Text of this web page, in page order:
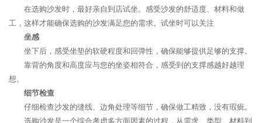
在选购沙发时，最好亲自到店试坐。感受沙发的舒适度、材料和做
工，这样才能确保选购的沙发满足您的需求。试坐时可以关注
坐感
坐下后，感受坐垫的软硬程度和回弹性，确保能够提供足够的支撑。
靠背的角度和高度应与您的坐姿相符合，感受到的支撑感越好越理
想。
细节检查
仔细检查沙发的缝线、边角处理等细节，确保做工精致，没有瑕疵。
选购沙发是一个综合考虑多方面因素的过程，从需求、类型、材料到